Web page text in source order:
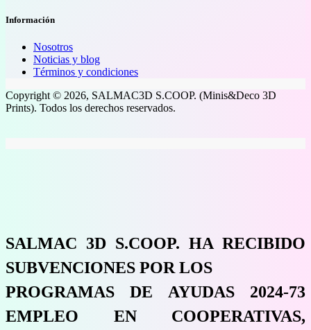
Información
Nosotros
Noticias y blog
Términos y condiciones
Copyright © 2026, SALMAC3D S.COOP. (Minis&Deco 3D
Prints). Todos los derechos reservados.
SALMAC 3D S.COOP. HA RECIBIDO
SUBVENCIONES POR LOS
PROGRAMAS DE AYUDAS 2024-73
EMPLEO EN COOPERATIVAS,